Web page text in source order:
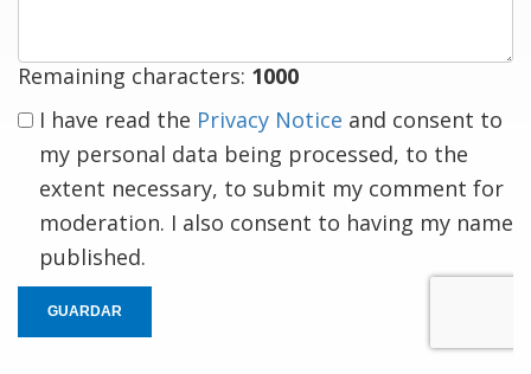
Remaining characters: 1000
I have read the Privacy Notice and consent to
my personal data being processed, to the
extent necessary, to submit my comment for
moderation. I also consent to having my name
published.
GUARDAR